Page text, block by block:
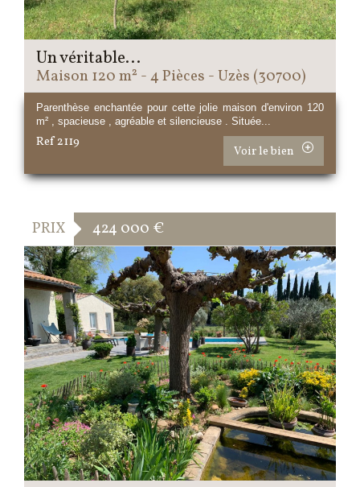
Un véritable...
Maison 120 m² - 4 Pièces - Uzès (30700)
Parenthèse enchantée pour cette jolie maison d'environ 120
m² , spacieuse , agréable et silencieuse . Située...
Ref 2119
Voir le bien
PRIX 424 000 €